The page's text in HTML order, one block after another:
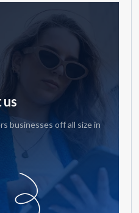
businesses off all size in